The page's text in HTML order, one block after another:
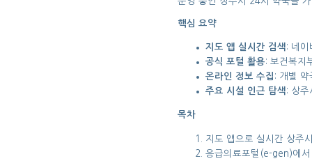
핵심 요약
지도 앱 실시간 검색: 네
공식 포털 활용: 보건복지
온라인 정보 수집 : 개별
주요 시설 인근 탐색: 상주
목차
지도 앱으로 실시간 상주
응급의료포털(e-gen)에